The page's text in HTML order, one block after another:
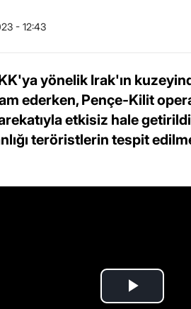
- 12:43
yönelik Irak'ın
ederken, Pençe-Kilit
etkisiz hale
teröristlerin tespit